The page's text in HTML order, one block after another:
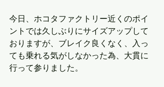
今日、ホコタファクトリー近くのポイ
ントでは久しぶりにサイズアップして
おりますが、ブレイク良くなく、入っ
ても乗れる気がしなかった為、大貫に
行って参りました。